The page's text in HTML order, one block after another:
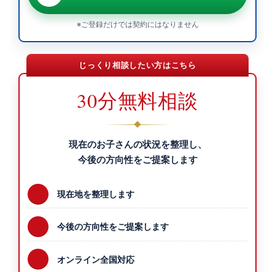
※ご登録だけでは契約にはなりません
じっくり相談したい方はこちら
30分無料相談
現在のお子さんの状況を整理し、
今後の方向性をご提案します
現在地を整理します
今後の方向性をご提案します
オンライン全国対応